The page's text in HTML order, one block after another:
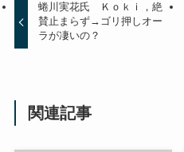
蜷川実花氏 Ｋｏｋｉ，絶
賛止まらず→ゴリ押しオー
ラが凄いの？
関連記事